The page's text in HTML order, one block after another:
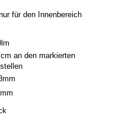
für den Innenbereich
an den markierten